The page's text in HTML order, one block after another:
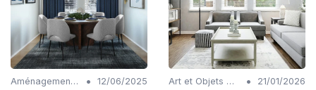
Aménagement de Jardins et Terrasses • 12/06/2025 Art et Objets Décoratifs • 21/01/2026